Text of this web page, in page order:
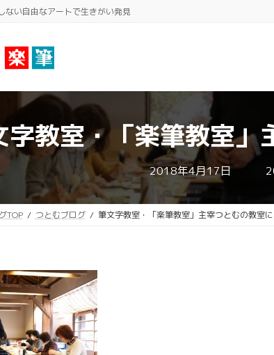
ない自由なアートで生きがい発見
字教室・「楽筆教室
2018年4月17日
TOP つとむブログ 筆文字教室・「楽筆教室」主宰つとむの教室